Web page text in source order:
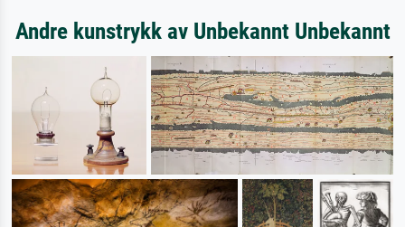
Andre kunstrykk av Unbekannt Unbekannt